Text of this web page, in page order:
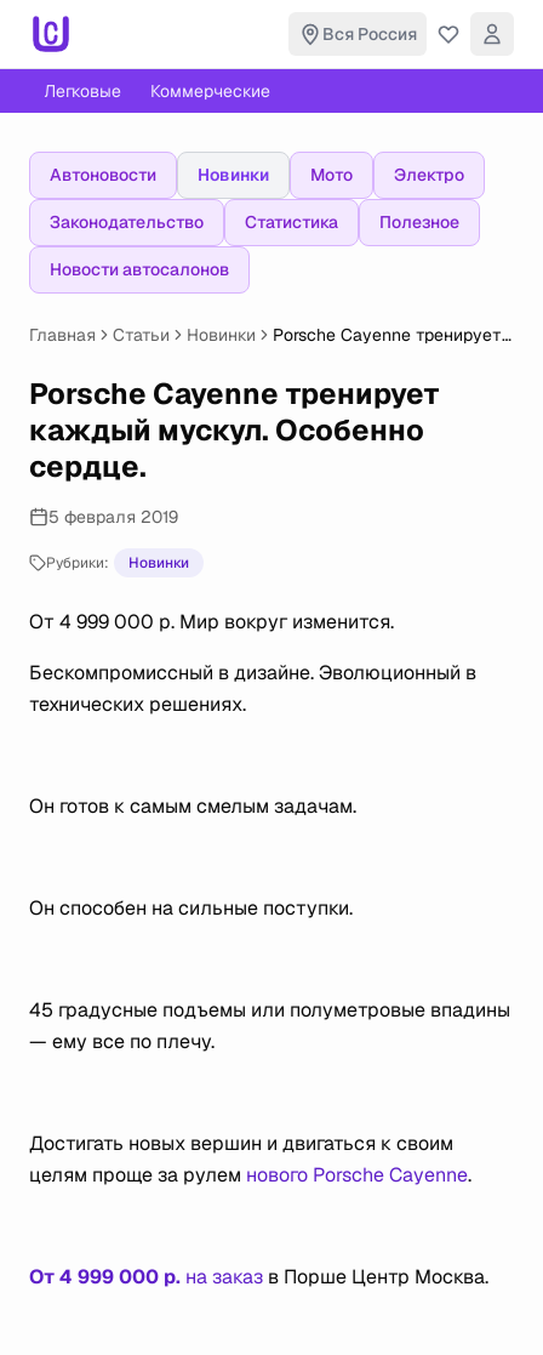
Вся Россия
Легковые Коммерческие
Автоновости Новинки Мото Электро
Законодательство Статистика Полезное
Новости автосалонов
Главная Статьи Новинки
Porsche Cayenne тренирует
сердце.
Porsche Cayenne тренирует
каждый мускул. Особенно
сердце.
5 февраля 2019
Рубрики: Новинки
От 4 999 000 р. Мир вокруг изменится.
Бескомпромиссный в дизайне. Эволюционный в
технических решениях.
Он готов к самым смелым задачам.
Он способен на сильные поступки.
45 градусные подъемы или полуметровые впадины
— ему все по плечу.
Достигать новых вершин и двигаться к своим
целям проще за рулем нового Porsche Cayenne.
От 4 999 000 р. на заказ в Порше Центр Москва.